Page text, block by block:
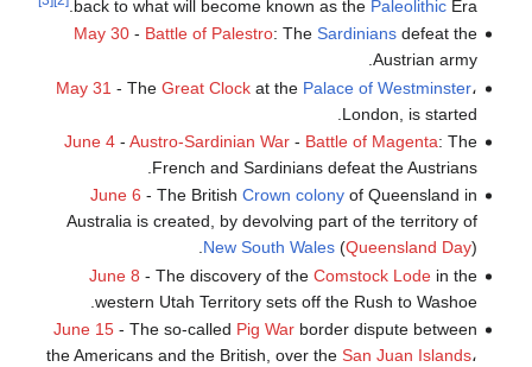
back to what will become known as the PaleolithicEra.
May 30- Battle of Palestro: The Sardiniansdefeat the
Austrian army.
May 31 - The Great Clockat the Palace of Westminster،
London, is started.
June 4- Austro-Sardinian War- Battle of Magenta: The
French and Sardinians defeat the Austrians.
June 6 - The British Crown colonyof Queensland in
Australia is created, by devolving part of the territory of
New South Wales(Queensland Day).
June 8 - The discovery of the Comstock Lodein the
western Utah Territory sets off the Rush to Washoe.
June 15- The so-called Pig Warborder dispute between
the Americans and the British, over the San Juan Islands،